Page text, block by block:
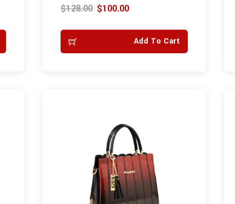
5.00
out of 5
$128.00 $100.00
Add To Cart